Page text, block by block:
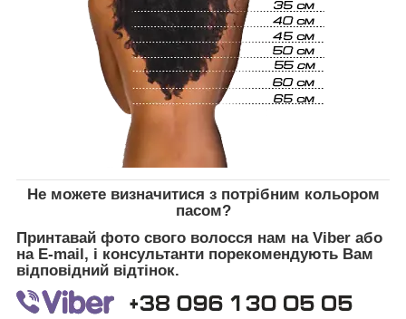
Не можете визначитися з потрібним кольором
пасом?
Принтавай фото свого волосся нам на Viber або
на E-mail, і консультанти порекомендують Вам
відповідний відтінок.